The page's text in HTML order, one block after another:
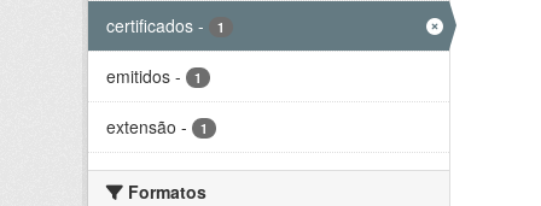
certificados - 1
emitidos - 1
extensão - 1
Formatos